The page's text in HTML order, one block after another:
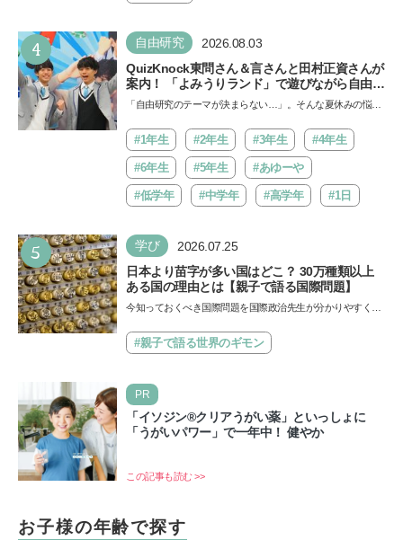
4 自由研究 2026.08.03
QuizKnock東問さん＆言さんと田村正資さんが
案内！ 「よみうりランド」で遊びながら自由研
究が進む期間限定イベントが開催
「自由研究のテーマが決まらない…」。そんな夏休みの悩み
バ!!…
#1年生 #2年生 #3年生 #4年生
#6年生 #5年生 #あゆーや
#低学年 #中学年 #高学年 #1日
5 学び 2026.07.25
日本より苗字が多い国はどこ？ 30万種類以上
ある国の理由とは【親子で語る国際問題】
今知っておくべき国際問題を国際政治先生が分かりやすく解
類…#親子で語る世界のギモン
PR
「イソジン®クリアうがい薬」といっしょに
「うがいパワー」で一年中！ 健やか
この記事も読む >>
お子様の年齢で探す